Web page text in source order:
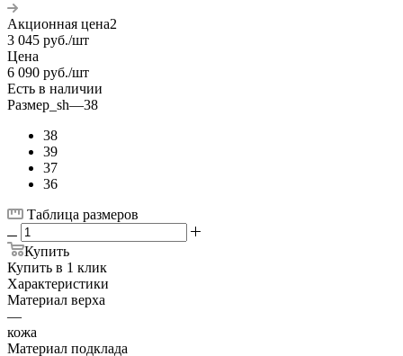
Акционная цена2
3 045 руб./шт
Цена
6 090 руб./шт
Есть в наличии
Размер_sh—38
38
39
37
36
Таблица размеров
Купить
Купить в 1 клик
Характеристики
Материал верха
—
кожа
Материал подклада